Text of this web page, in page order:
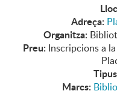
Adreça:
Organitza:
Preu: Inscripcions a
Marcs: